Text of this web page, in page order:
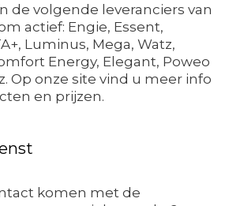
de volgende leveranciers van
actief: Engie, Essent,
Luminus, Mega, Watz,
Energy, Elegant, Poweo
Op onze site vind u meer info
en prijzen.
komen met de